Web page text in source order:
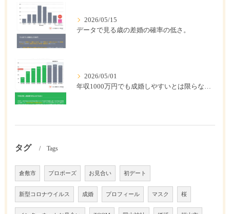
2026/05/15
データで見る歳の差婚の確率の低さ。
2026/05/01
年収1000万円でも成婚しやすいとは限らない? 「年収帯別の成婚率」のリアル
タグ Tags
倉敷市 プロポーズ お見合い 初デート
新型コロナウイルス 成婚 プロフィール マスク 桜